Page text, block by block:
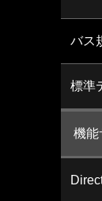
バス
標準
機能